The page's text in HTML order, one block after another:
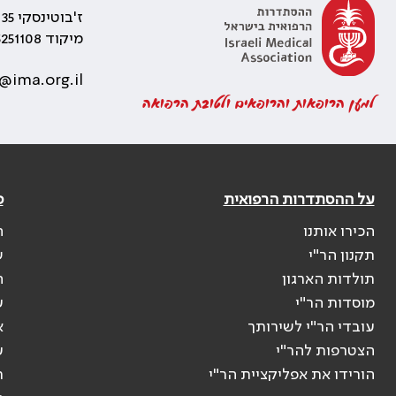
למען הרופאות והרופאים ולטובת הרפואה
ז'בוטינסקי 35 רמת גן, בניין התאומים 2
מיקוד 5251108
על ההסתדרות הרפואית
הכירו אותנו
תקנון הר"י
תולדות הארגון
מוסדות הר"י
עובדי הר"י לשירותך
הצטרפות להר"י
הורידו את אפליקציית הר"י